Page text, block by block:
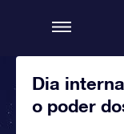
Dia
o poder